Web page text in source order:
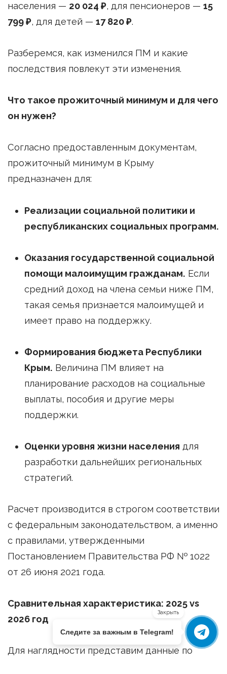
населения — 20 024 ₽, для пенсионеров — 15
799 ₽, для детей — 17 820 ₽.
Разберемся, как изменился ПМ и какие
последствия повлекут эти изменения.
Что такое прожиточный минимум и для чего
он нужен?
Согласно предоставленным документам,
прожиточный минимум в Крыму
предназначен для:
Реализации социальной политики и
республиканских социальных программ.
Оказания государственной социальной
помощи малоимущим гражданам. Если
средний доход на члена семьи ниже ПМ,
такая семья признается малоимущей и
имеет право на поддержку.
Формирования бюджета Республики
Крым. Величина ПМ влияет на
планирование расходов на социальные
выплаты, пособия и другие меры
поддержки.
Оценки уровня жизни населения для
разработки дальнейших региональных
стратегий.
Расчет производится в строгом соответствии
с федеральным законодательством, а именно
с правилами, утвержденными
Постановлением Правительства РФ № 1022
от 26 июня 2021 года.
Сравнительная характеристика: 2025 vs
2026 год
Для наглядности представим данные по
Закрыть
Следите за важным в Telegram!